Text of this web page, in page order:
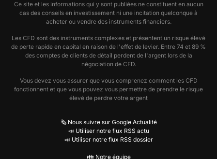
Ce site et les informations qui y sont publiées ne constituent en aucun
cas des conseils en investissement ni une incitation quelconque à
acheter ou vendre des instruments financiers.
Les CFD sont des instruments complexes et présentent un risque élevé
de perte rapide en capital en raison de l'effet de levier. Entre 74 et 89 %
des comptes de clients de détail perdent de l'argent lors de la
négociation de CFD.
Vous devez vous assurer que vous comprenez comment les CFD
fonctionnent et que vous pouvez vous permettre de prendre le risque
élevé de perdre votre argent
🗞️ Nous suivre sur Google Actualité
📣 Utiliser notre flux RSS actu
📣 Utiliser notre flux RSS dossier
👪 Notre équipe